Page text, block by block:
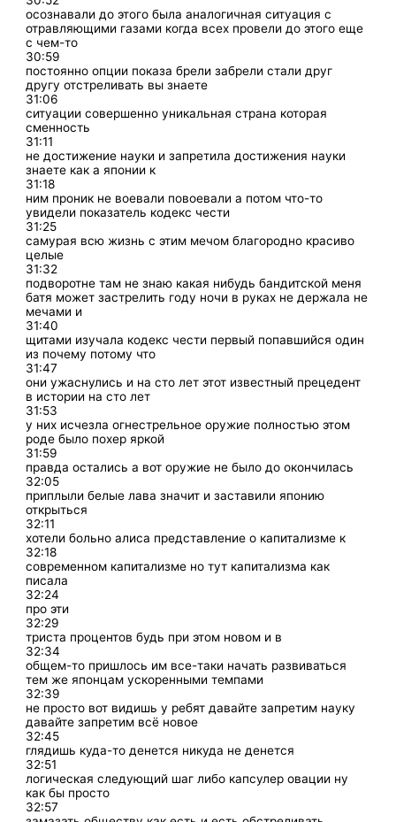
осознавали до этого была аналогичная ситуация с
отравляющими газами когда всех провели до этого еще
с чем-то
30:59
постоянно опции показа брели забрели стали друг
другу отстреливать вы знаете
31:06
ситуации совершенно уникальная страна которая
сменность
31:11
не достижение науки и запретила достижения науки
знаете как а японии к
31:18
ним проник не воевали повоевали а потом что-то
увидели показатель кодекс чести
31:25
самурая всю жизнь с этим мечом благородно красиво
целые
31:32
подворотне там не знаю какая нибудь бандитской меня
батя может застрелить году ночи в руках не держала не
мечами и
31:40
щитами изучала кодекс чести первый попавшийся один
из почему потому что
31:47
они ужаснулись и на сто лет этот известный прецедент
в истории на сто лет
31:53
у них исчезла огнестрельное оружие полностью этом
роде было похер яркой
31:59
правда остались а вот оружие не было до окончилась
32:05
приплыли белые лава значит и заставили японию
открыться
32:11
хотели больно алиса представление о капитализме к
32:18
современном капитализме но тут капитализма как
писала
32:24
про эти
32:29
триста процентов будь при этом новом и в
32:34
общем-то пришлось им все-таки начать развиваться
тем же японцам ускоренными темпами
32:39
не просто вот видишь у ребят давайте запретим науку
давайте запретим всё новое
32:45
глядишь куда-то денется никуда не денется
32:51
логическая следующий шаг либо капсулер овации ну
как бы просто
32:57